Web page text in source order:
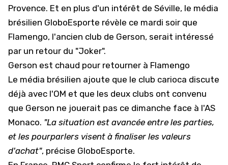
Provence. Et en plus d'un intérêt de Séville, le média
brésilien GloboEsporte révèle ce mardi soir que
Flamengo, l'ancien club de Gerson, serait intéressé
par un retour du "Joker".
Gerson est chaud pour retourner à Flamengo
Le média brésilien ajoute que le club carioca discute
déjà avec l'OM et que les deux clubs ont convenu
que Gerson ne jouerait pas ce dimanche face à l'AS
Monaco. "La situation est avancée entre les parties,
et les pourparlers visent à finaliser les valeurs
d'achat", précise GloboEsporte.